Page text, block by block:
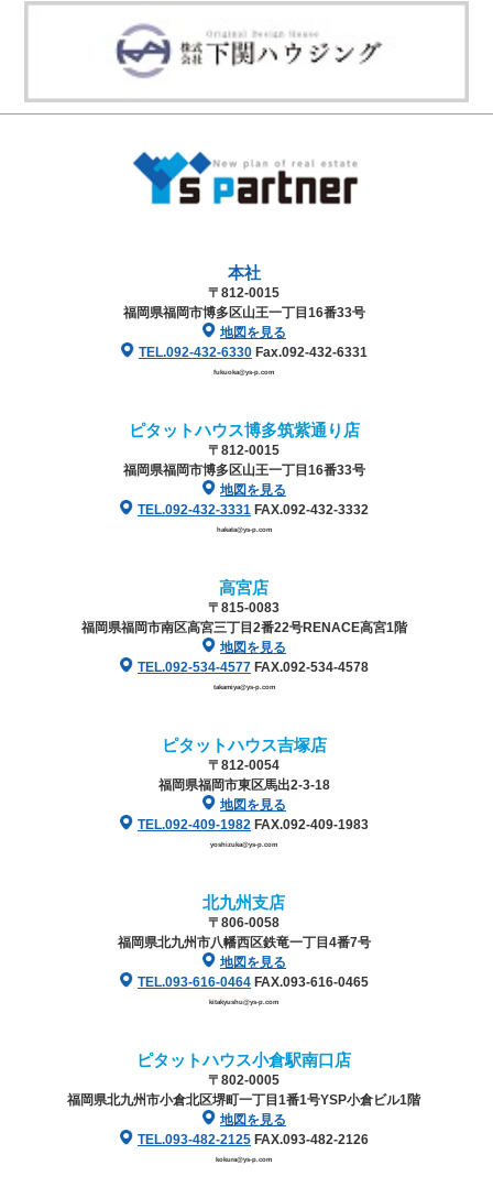
本社
〒812-0015
福岡県福岡市博多区山王一丁目16番33号
地図を見る
TEL.092-432-6330Fax.092-432-6331
fukuoka@ys-p.com
ピタットハウス博多筑紫通り店
〒812-0015
福岡県福岡市博多区山王一丁目16番33号
地図を見る
TEL.092-432-3331 FAX.092-432-3332
hakata@ys-p.com
高宮店
〒815-0083
福岡県福岡市南区高宮三丁目2番22号RENACE高宮1階
地図を見る
TEL.092-534-4577FAX.092-534-4578
takamiya@ys-p.com
ピタットハウス吉塚店
〒812-0054
福岡県福岡市東区馬出2-3-18
地図を見る
TEL.092-409-1982 FAX.092-409-1983
yoshizuka@ys-p.com
北九州支店
〒806-0058
福岡県北九州市八幡西区鉄竜一丁目4番7号
地図を見る
TEL.093-616-0464FAX.093-616-0465
kitakyushu@ys-p.com
ピタットハウス小倉駅南口店
〒802-0005
福岡県北九州市小倉北区堺町一丁目1番1号YSP小倉ビル1階
地図を見る
TEL.093-482-2125FAX.093-482-2126
kokura@ys-p.com